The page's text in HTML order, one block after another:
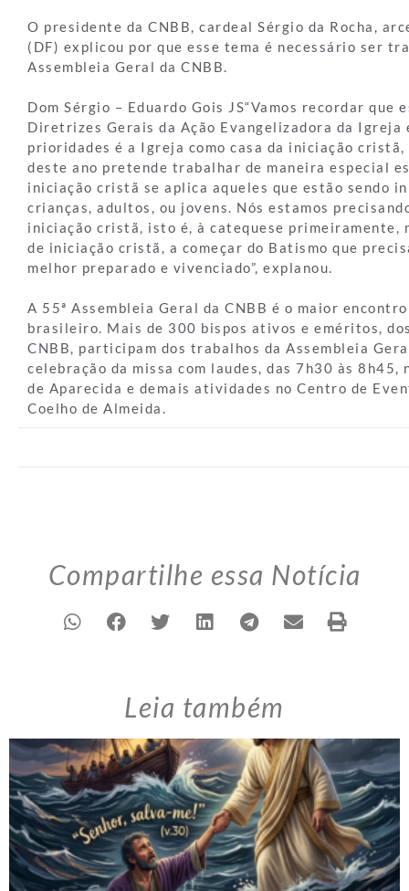
O presidente da CNBB, cardeal Sérgio da Rocha,
(DF) explicou por que esse tema é necessário ser
Assembleia Geral da CNBB.
Dom Sérgio – Eduardo Gois JS“Vamos recordar que
Diretrizes Gerais da Ação Evangelizadora da Igreja
prioridades é a Igreja como casa da iniciação
deste ano pretende trabalhar de maneira especial
iniciação cristã se aplica aqueles que estão sendo
crianças, adultos, ou jovens. Nós estamos
iniciação cristã, isto é, à catequese primeiramente,
de iniciação cristã, a começar do Batismo que
melhor preparado e vivenciado”, explanou.
A 55ª Assembleia Geral da CNBB é o maior
brasileiro. Mais de 300 bispos ativos e eméritos,
CNBB, participam dos trabalhos da Assembleia
celebração da missa com laudes, das 7h30 às 8h45,
de Aparecida e demais atividades no Centro de
Coelho de Almeida.
Compartilhe essa Notícia
Leia também